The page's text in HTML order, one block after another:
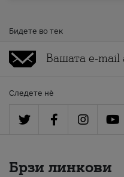
Бидете во тек
Следете нè
Брзи линкови